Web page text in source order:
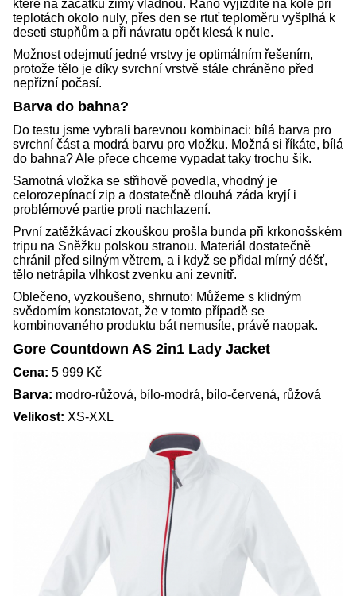
které na začátku zimy vládnou. Ráno vyjíždíte na kole při
teplotách okolo nuly, přes den se rtuť teploměru vyšplhá k
deseti stupňům a při návratu opět klesá k nule.
Možnost odejmutí jedné vrstvy je optimálním řešením,
protože tělo je díky svrchní vrstvě stále chráněno před
nepřízní počasí.
Barva do bahna?
Do testu jsme vybrali barevnou kombinaci: bílá barva pro
svrchní část a modrá barvu pro vložku. Možná si říkáte, bílá
do bahna? Ale přece chceme vypadat taky trochu šik.
Samotná vložka se střihově povedla, vhodný je
celorozepínací zip a dostatečně dlouhá záda kryjí i
problémové partie proti nachlazení.
První zatěžkávací zkouškou prošla bunda při krkonošském
tripu na Sněžku polskou stranou. Materiál dostatečně
chránil před silným větrem, a i když se přidal mírný déšť,
tělo netrápila vlhkost zvenku ani zevnitř.
Oblečeno, vyzkoušeno, shrnuto: Můžeme s klidným
svědomím konstatovat, že v tomto případě se
kombinovaného produktu bát nemusíte, právě naopak.
Gore Countdown AS 2in1 Lady Jacket
Cena: 5 999 Kč
Barva: modro-růžová, bílo-modrá, bílo-červená, růžová
Velikost: XS-XXL